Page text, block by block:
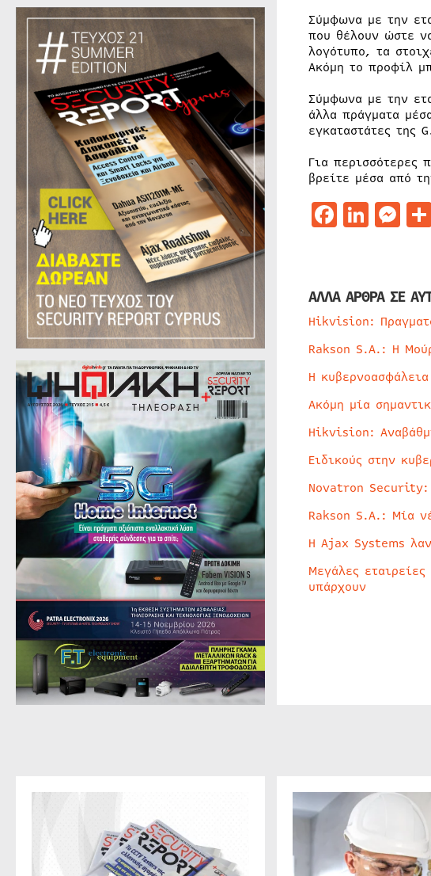
Σύμφωνα με την
που θέλουν ώστε
λογότυπο, τα
Ακόμη το προφίλ
Σύμφωνα με την
άλλα πράγματα
εγκαταστάτες της
Για περισσότερες
βρείτε μέσα από
Facebook
ΑΛΛΑ ΑΡΘΡΑ ΣΕ
Hikvision:
Rakson S.A.: Η
Η
Ακόμη μία
Hikvision:
Ειδικούς στην
Novatron Security:
Rakson S.A.: Μία
Η Ajax Systems
Μεγάλες
υπάρχουν